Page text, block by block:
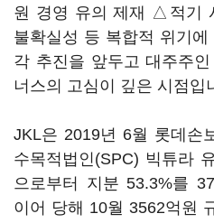
원 경영 유의 제재 △적기
불확실성 등 복합적 위기에
각 추진을 앞두고 대주주
너스의 고심이 깊은 시점입
JKL은 2019년 6월 롯데손
수목적법인(SPC) 빅튜라
으로부터 지분 53.3%를
이어 당해 10월 3562억원